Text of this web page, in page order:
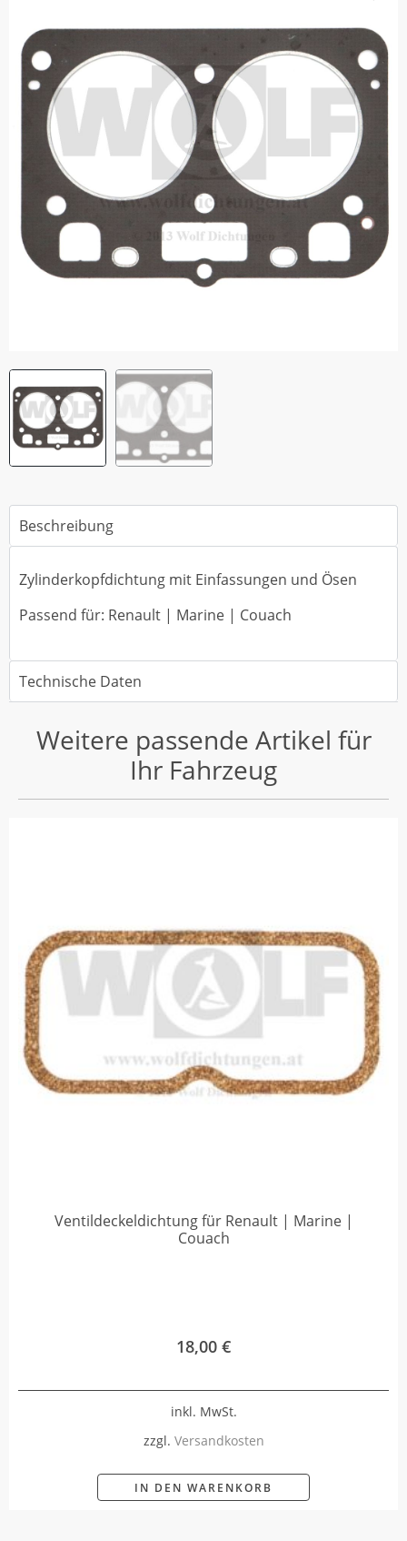
Beschreibung
Zylinderkopfdichtung mit Einfassungen und Ösen
Passend für: Renault | Marine | Couach
Technische Daten
Weitere passende Artikel für
Ihr Fahrzeug
Ventildeckeldichtung für Renault | Marine |
Couach
18,00 €
inkl. MwSt.
zzgl. Versandkosten
IN DEN WARENKORB